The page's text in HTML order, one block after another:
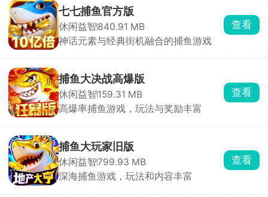
七七捕鱼官方版
休闲益智840.91 MB
神话元素与经典街机融合的捕鱼游戏
查看
捕鱼大决战高爆版
休闲益智159.31 MB
高爆率捕鱼游戏，玩法与奖励丰富
查看
捕鱼大玩家旧版
休闲益智799.93 MB
深海捕鱼游戏，玩法和内容丰富
查看